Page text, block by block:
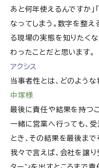
あと何年使えるんですか」
なってしまう。数字を整え
る現場の実態を知りたく
わったことだと思います。
アクシス
当事者性とは、どのような
中塚様
最後に責任や結果を持つ
一緒に営業へ行っても、
とき、その結果を最後ま
我々で言えば、会社を譲り